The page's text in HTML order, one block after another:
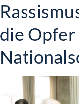
die Opfer